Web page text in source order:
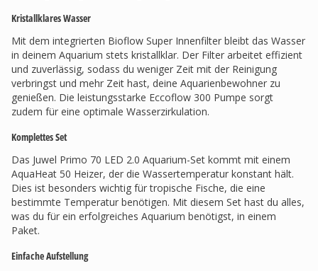
Kristallklares Wasser
Mit dem integrierten Bioflow Super Innenfilter bleibt das Wasser
in deinem Aquarium stets kristallklar. Der Filter arbeitet effizient
und zuverlässig, sodass du weniger Zeit mit der Reinigung
verbringst und mehr Zeit hast, deine Aquarienbewohner zu
genießen. Die leistungsstarke Eccoflow 300 Pumpe sorgt
zudem für eine optimale Wasserzirkulation.
Komplettes Set
Das Juwel Primo 70 LED 2.0 Aquarium-Set kommt mit einem
AquaHeat 50 Heizer, der die Wassertemperatur konstant hält.
Dies ist besonders wichtig für tropische Fische, die eine
bestimmte Temperatur benötigen. Mit diesem Set hast du alles,
was du für ein erfolgreiches Aquarium benötigst, in einem
Paket.
Einfache Aufstellung